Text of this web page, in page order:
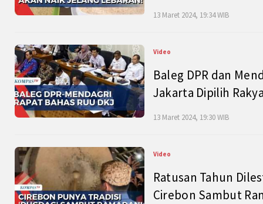
13 Maret 2024, 19:34 WIB
Video
Baleg DPR dan
Jakarta Dipilih
13 Maret 2024, 19:30 WIB
Video
Ratusan Tahun
Cirebon Sambut